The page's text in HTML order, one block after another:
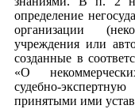
определение
организации
учреждения или
созданные в
«О
судебно-
принятыми ими